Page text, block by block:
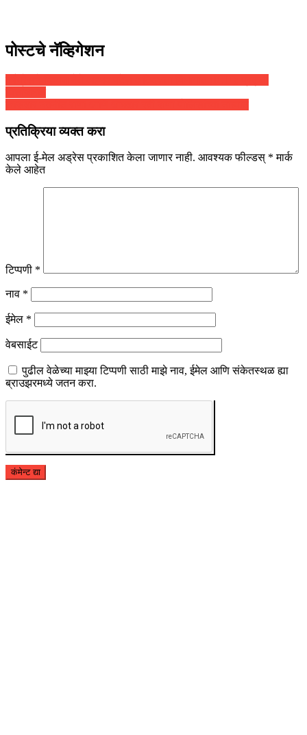
पोस्टचे नॅव्हिगेशन
प्रतिक्रिया व्यक्त करा
आपला ई-मेल अड्रेस प्रकाशित केला जाणार नाही. आवश्यक फील्डस् * मार्क
केले आहेत
टिप्पणी *
नाव *
ईमेल *
वेबसाईट
पुढील वेळेच्या माझ्या टिप्पणी साठी माझे नाव, ईमेल आणि संकेतस्थळ ह्या
ब्राउझरमध्ये जतन करा.